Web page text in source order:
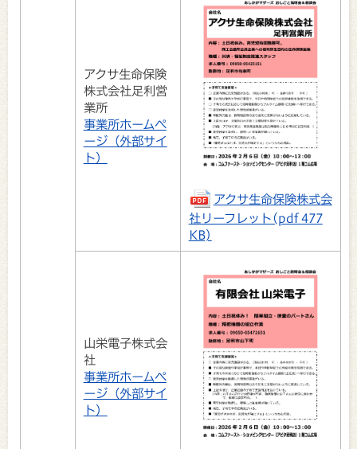
アクサ生命保険
株式会社足利営
業所
事業所ホームペ
ージ（外部サイ
ト）
アクサ生命保険株式会
社リーフレット(pdf 477
KB)
山栄電子株式会
社
事業所ホームペ
ージ（外部サイ
ト）